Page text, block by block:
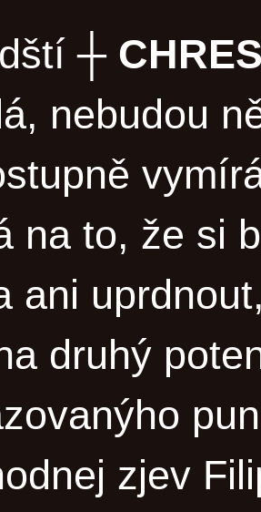
┼
nebudou
na to, že si
ani
druhý
zjev